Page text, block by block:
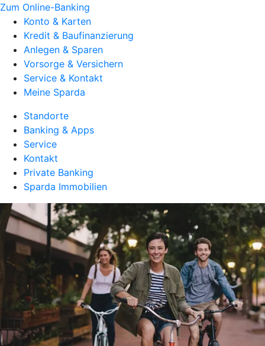
Zum Online-Banking
Konto & Karten
Kredit & Baufinanzierung
Anlegen & Sparen
Vorsorge & Versichern
Service & Kontakt
Meine Sparda
Standorte
Banking & Apps
Service
Kontakt
Private Banking
Sparda Immobilien